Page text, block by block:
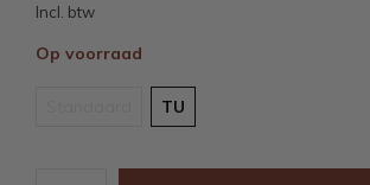
Incl. btw
Op voorraad
TU